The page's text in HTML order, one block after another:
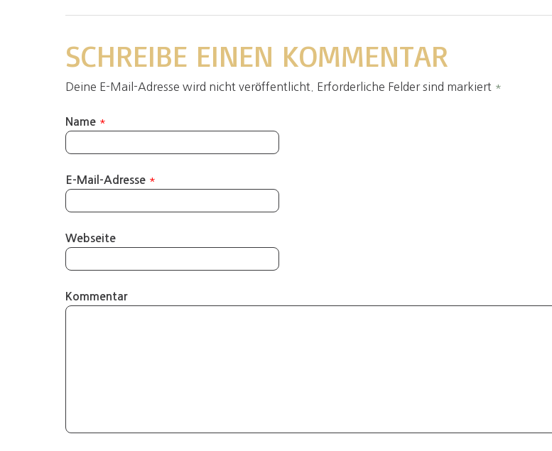
SCHREIBE EINEN KOMMENTAR
Deine E-Mail-Adresse wird nicht veröffentlicht. Erforderliche Felder sind markiert *
Name *
E-Mail-Adresse *
Webseite
Kommentar